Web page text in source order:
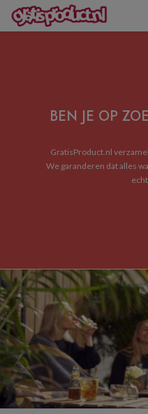
BEN JE OP
GratisProduct.nl
We garanderen dat alles